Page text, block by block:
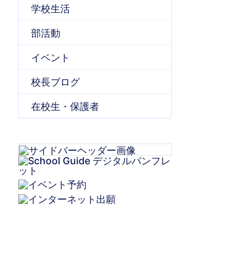
学校生活
部活動
イベント
校長ブログ
在校生・保護者